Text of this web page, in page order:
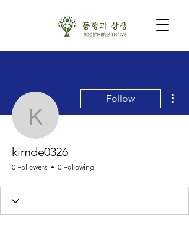
kimde0326
Follow
kimde0326
0 Followers 0 Following